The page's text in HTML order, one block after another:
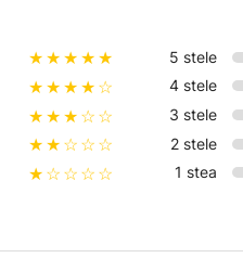
★★★★★ 5 stele
★★★★☆
4 stele
★★★☆☆
3 stele
★★☆☆☆
2 stele
★☆☆☆☆
1 stea